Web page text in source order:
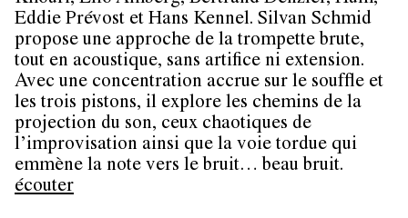
Eddie Prévost et Hans Kennel. Silvan Schmid
propose une approche de la trompette brute,
tout en acoustique, sans artifice ni extension.
Avec une concentration accrue sur le souffle et
les trois pistons, il explore les chemins de la
projection du son, ceux chaotiques de
l’improvisation ainsi que la voie tordue qui
emmène la note vers le bruit… beau bruit.
écouter